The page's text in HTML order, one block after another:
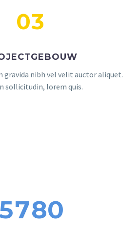
03
gravida nibh vel velit auctor aliquet.
sollicitudin, lorem quis.
780